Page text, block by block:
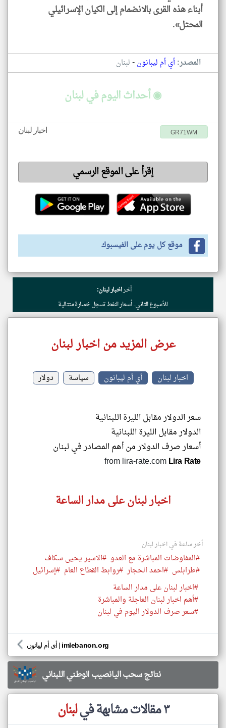
أبناء هذه القرى بالانضمام إلى الكيان الإسرائيلي
المحتل».
المصدر:أي أم ليبانون-لبنان
◉ أحداث اليوم في لبنان
اخبار لبنان GR71WM
إقرأ على الموقع الرسمي
موقع كل يوم على الفيسبوك
أخراخبار لبنان:
للأسبوع الثاني.. أسعار النفط تسجل خسارة متتالية
عرض المزيد من اخبار لبنان
اخبار لبنان أي أم ليبانون سياسة دولار
سعر الدولار مقابل الليرة اللبنانية
الدولار مقابل الليرة اللبنانية
أسعار صرف الدولار من أهم المصادر في لبنان
from lira-rate.comLira Rate
اخبار لبنان على مدار الساعة
أخر ساعة في اخبار لبنان
#المفاوضات المباشرة مع العدو #الاسير يحيى سكاف
#طرابلس #احمد الحجار #روابط القطاع العام #إسرائيل
#اخبار لبنان على مدار الساعة
#أهم اخبار لبنان العاجلة والمباشرة
#سعر صرف الدولار اليوم في لبنان
أي أم ليبانون | imlebanon.org
نتائج سحب اليانصيب الوطني اللبناني
٣ مقالات مشابهة في لبنان